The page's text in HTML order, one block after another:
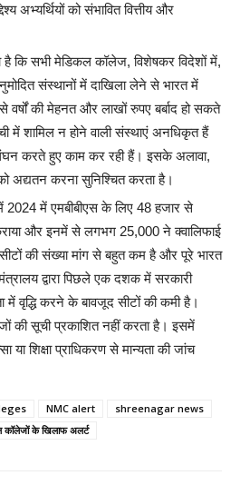
अभ्यर्थियों को संभावित वित्तीय और
है कि सभी मेडिकल कॉलेज, विशेषकर विदेशों में,
संस्थानों में दाखिला लेने से भारत में
वर्षों की मेहनत और लाखों रुपए बर्बाद हो सकते
में शामिल न होने वाली संस्थाएं अनधिकृत हैं
करते हुए काम कर रही हैं। इसके अलावा,
अद्यतन करना सुनिश्चित करता है।
2024 में एमबीबीएस के लिए 48 हजार से
और इनमें से लगभग 25,000 ने क्वालिफाई
सीटों की संख्या मांग से बहुत कम है और पूरे भारत
द्वारा पिछले एक दशक में सरकारी
में वृद्धि करने के बावजूद सीटों की कमी है।
की सूची प्रकाशित नहीं करता है। इसमें
या शिक्षा प्राधिकरण से मान्यता की जांच
NMC alert
shreenagar news
के खिलाफ अलर्ट